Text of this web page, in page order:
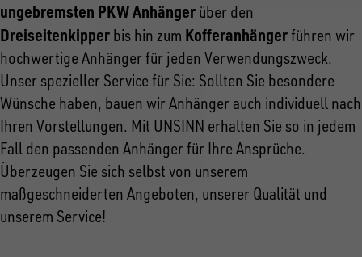
ungebremsten PKW Anhänger über den
Dreiseitenkipper bis hin zum Kofferanhänger führen wir
hochwertige Anhänger für jeden Verwendungszweck.
Unser spezieller Service für Sie: Sollten Sie besondere
Wünsche haben, bauen wir Anhänger auch individuell nach
Ihren Vorstellungen. Mit UNSINN erhalten Sie so in jedem
Fall den passenden Anhänger für Ihre Ansprüche.
Überzeugen Sie sich selbst von unserem
maßgeschneiderten Angeboten, unserer Qualität und
unserem Service!